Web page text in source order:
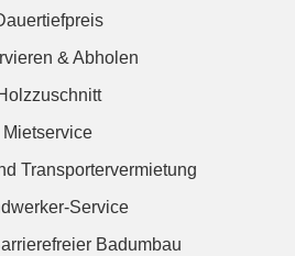
& Abholen
Mietservice
Transportervermietung
Service
Badumbau